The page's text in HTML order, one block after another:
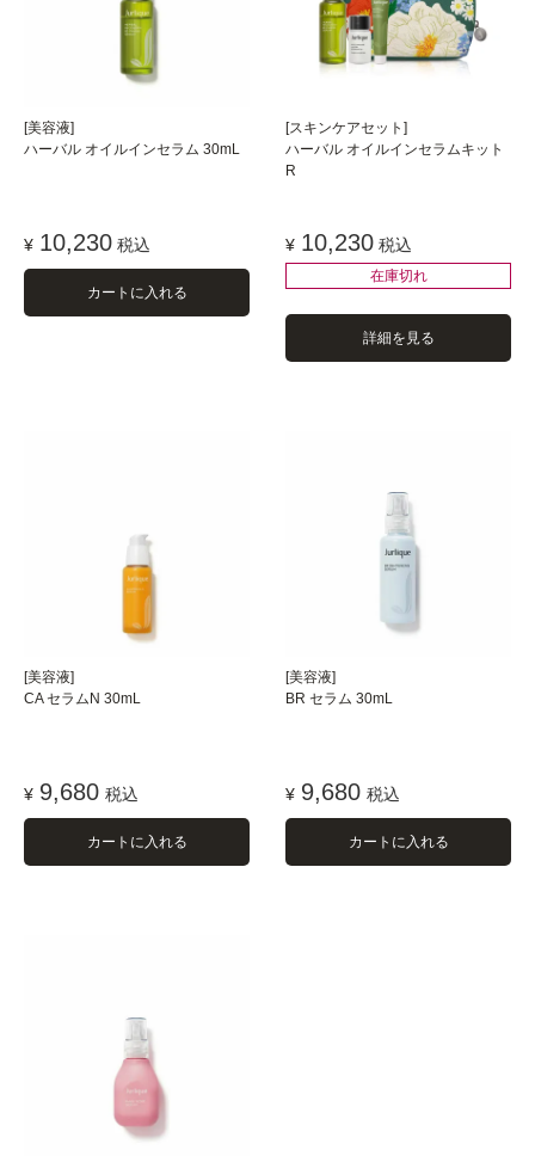
[美容液]
ハーバル オイルインセラム 30mL
¥ 10,230 税込
カートに入れる
[スキンケアセット]
ハーバル オイルインセラムキット
R
¥ 10,230 税込
在庫切れ
詳細を見る
[美容液]
CA セラムN 30mL
¥ 9,680 税込
カートに入れる
[美容液]
BR セラム 30mL
¥ 9,680 税込
カートに入れる